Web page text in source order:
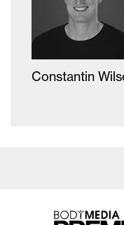
Constantin